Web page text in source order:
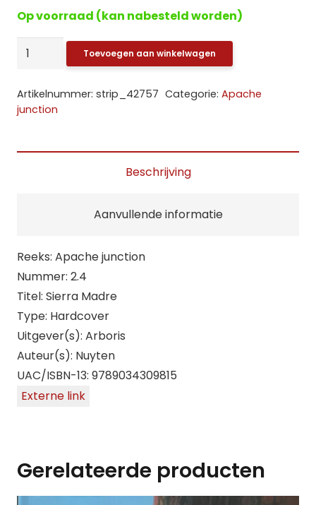
Op voorraad (kan nabesteld worden)
Apache
Sierra
Toevoegen aan winkelwagen
Artikelnummer: strip_42757 Categorie: Apache
junction
Beschrijving
Aanvullende informatie
Reeks: Apache junction
Nummer: 2.4
Titel: Sierra Madre
Type: Hardcover
Uitgever(s): Arboris
Auteur(s): Nuyten
UAC/ISBN-13: 9789034309815
Externe link
Gerelateerde producten